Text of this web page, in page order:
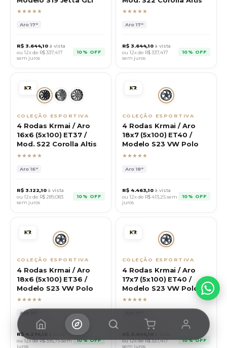
★★★★★
Aro17"
R$ 3.644,10 à vista
ou 12x de R$337,417
sem juros
10% OFF
★★★★★
Aro17"
R$ 3.644,10 à vista
ou 12x de R$337,417
sem juros
10% OFF
COLEÇÃO ESPORTIVA
4 Rodas Krmai / Aro
16x6 (5x100) ET37 /
Mod. S22 Corolla Altis
★★★★★
Aro16"
R$ 3.122,10 à vista
ou 12x de R$ 289,083
sem juros
10% OFF
COLEÇÃO ESPORTIVA
4 Rodas Krmai / Aro
18x7 (5x100) ET40 /
Modelo S23 VW Polo
★★★★★
Aro18"
R$ 4.463,10 à vista
ou 12x de R$413,25sem
juros
10% OFF
COLEÇÃO ESPORTIVA
4 Rodas Krmai / Aro
18x6 (5x100) ET36 /
Modelo S23 VW Polo
★★★★★
Aro
R$ 4.274,10
ou 12x de R$395,75sem
juros
10% OFF
COLEÇÃO ESPORTIVA
4 Rodas Krmai / Aro
17x7 (5x100) ET40 /
Modelo S23 VW Polo
★★★★★
ou 12x de R$337,417
sem juros
10% OFF